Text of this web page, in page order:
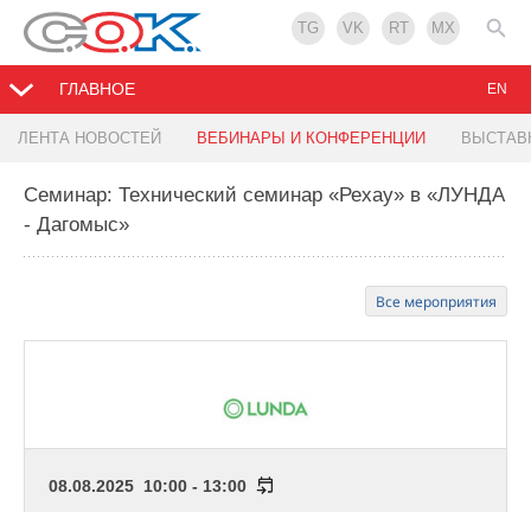
TG VK RT MX
ГЛАВНОЕ
ЛЕНТА НОВОСТЕЙ ВЕБИНАРЫ И КОНФЕРЕНЦИИ
EN
Семинар: Технический семинар «Рехау» в «ЛУНДА
- Дагомыс»
Все мероприятия
08.08.2025 10:00 - 13:00